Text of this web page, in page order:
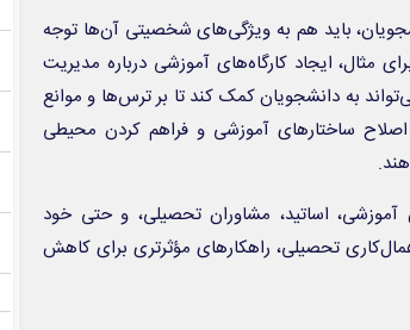
باید هم به ویژگی‌های شخصیتی آن‌ها توجه
ایجاد کارگاه‌های آموزشی درباره مدیریت
به دانشجویان کمک کند تا بر ترس‌ها و موانع
اصلاح ساختارهای آموزشی و فراهم کردن محیطی
اساتید، مشاوران تحصیلی، و حتی خود
تحصیلی، راهکارهای مؤثرتری برای کاهش